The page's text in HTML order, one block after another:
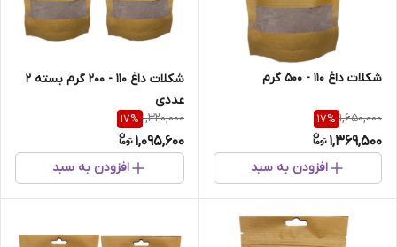
شکلات داغ 110 - 500 گرم
1,650,000
17%
1,369,500
افزودن به سبد
شکلات داغ 110 - 200 گرم بسته 2
عددی
1,320,000
17%
1,095,600
افزودن به سبد